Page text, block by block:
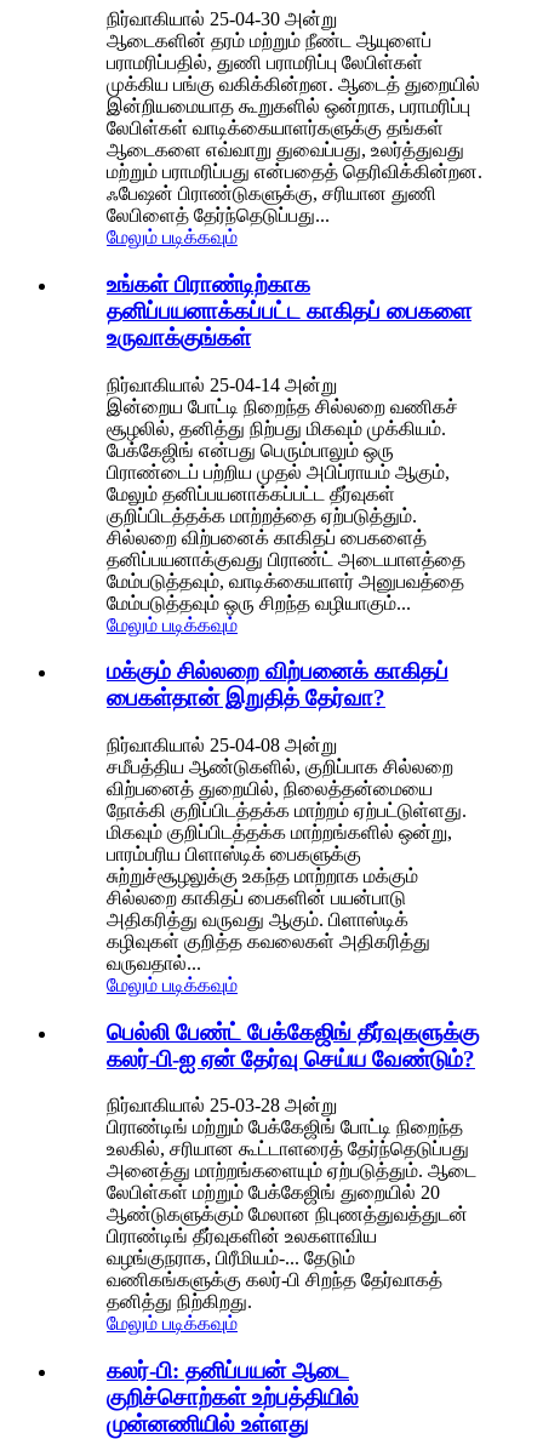
நிர்வாகியால் 25-04-30 அன்று
ஆடைகளின் தரம் மற்றும் நீண்ட ஆயுளைப்
பராமரிப்பதில், துணி பராமரிப்பு லேபிள்கள்
முக்கிய பங்கு வகிக்கின்றன. ஆடைத் துறையில்
இன்றியமையாத கூறுகளில் ஒன்றாக, பராமரிப்பு
லேபிள்கள் வாடிக்கையாளர்களுக்கு தங்கள்
ஆடைகளை எவ்வாறு துவைப்பது, உலர்த்துவது
மற்றும் பராமரிப்பது என்பதைத் தெரிவிக்கின்றன.
ஃபேஷன் பிராண்டுகளுக்கு, சரியான துணி
லேபிளைத் தேர்ந்தெடுப்பது...
மேலும் படிக்கவும்
உங்கள் பிராண்டிற்காக
தனிப்பயனாக்கப்பட்ட காகிதப் பைகளை
உருவாக்குங்கள்
நிர்வாகியால் 25-04-14 அன்று
இன்றைய போட்டி நிறைந்த சில்லறை வணிகச்
சூழலில், தனித்து நிற்பது மிகவும் முக்கியம்.
பேக்கேஜிங் என்பது பெரும்பாலும் ஒரு
பிராண்டைப் பற்றிய முதல் அபிப்ராயம் ஆகும்,
மேலும் தனிப்பயனாக்கப்பட்ட தீர்வுகள்
குறிப்பிடத்தக்க மாற்றத்தை ஏற்படுத்தும்.
சில்லறை விற்பனைக் காகிதப் பைகளைத்
தனிப்பயனாக்குவது பிராண்ட் அடையாளத்தை
மேம்படுத்தவும், வாடிக்கையாளர் அனுபவத்தை
மேம்படுத்தவும் ஒரு சிறந்த வழியாகும்...
மேலும் படிக்கவும்
மக்கும் சில்லறை விற்பனைக் காகிதப்
பைகள்தான் இறுதித் தேர்வா?
நிர்வாகியால் 25-04-08 அன்று
சமீபத்திய ஆண்டுகளில், குறிப்பாக சில்லறை
விற்பனைத் துறையில், நிலைத்தன்மையை
நோக்கி குறிப்பிடத்தக்க மாற்றம் ஏற்பட்டுள்ளது.
மிகவும் குறிப்பிடத்தக்க மாற்றங்களில் ஒன்று,
பாரம்பரிய பிளாஸ்டிக் பைகளுக்கு
சுற்றுச்சூழலுக்கு உகந்த மாற்றாக மக்கும்
சில்லறை காகிதப் பைகளின் பயன்பாடு
அதிகரித்து வருவது ஆகும். பிளாஸ்டிக்
கழிவுகள் குறித்த கவலைகள் அதிகரித்து
வருவதால்...
மேலும் படிக்கவும்
பெல்லி பேண்ட் பேக்கேஜிங் தீர்வுகளுக்கு
கலர்-பி-ஐ ஏன் தேர்வு செய்ய வேண்டும்?
நிர்வாகியால் 25-03-28 அன்று
பிராண்டிங் மற்றும் பேக்கேஜிங் போட்டி நிறைந்த
உலகில், சரியான கூட்டாளரைத் தேர்ந்தெடுப்பது
அனைத்து மாற்றங்களையும் ஏற்படுத்தும். ஆடை
லேபிள்கள் மற்றும் பேக்கேஜிங் துறையில் 20
ஆண்டுகளுக்கும் மேலான நிபுணத்துவத்துடன்
பிராண்டிங் தீர்வுகளின் உலகளாவிய
வழங்குநராக, பிரீமியம்-... தேடும்
வணிகங்களுக்கு கலர்-பி சிறந்த தேர்வாகத்
தனித்து நிற்கிறது.
மேலும் படிக்கவும்
கலர்-பி: தனிப்பயன் ஆடை
குறிச்சொற்கள் உற்பத்தியில்
முன்னணியில் உள்ளது